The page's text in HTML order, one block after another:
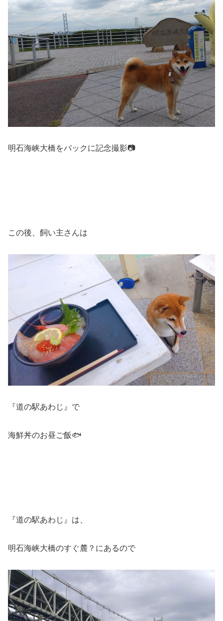
明石海峡大橋をバックに記念撮影📷
この後、飼い主さんは
『道の駅あわじ』で
海鮮丼のお昼ご飯🐟
『道の駅あわじ』は、
明石海峡大橋のすぐ麓？にあるので